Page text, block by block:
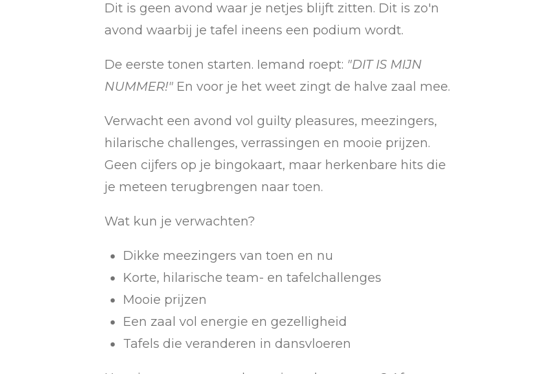
Dit is geen avond waar je netjes blijft zitten. Dit is zo'n
avond waarbij je tafel ineens een podium wordt.
De eerste tonen starten. Iemand roept: "DIT IS MIJN
NUMMER!" En voor je het weet zingt de halve zaal mee.
Verwacht een avond vol guilty pleasures, meezingers,
hilarische challenges, verrassingen en mooie prijzen.
Geen cijfers op je bingokaart, maar herkenbare hits die
je meteen terugbrengen naar toen.
Wat kun je verwachten?
Dikke meezingers van toen en nu
Korte, hilarische team- en tafelchallenges
Mooie prijzen
Een zaal vol energie en gezelligheid
Tafels die veranderen in dansvloeren